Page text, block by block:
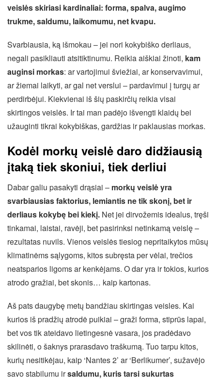
veislės skiriasi kardinaliai: forma, spalva, augimo
trukme, saldumu, laikomumu, net kvapu.
Svarbiausia, ką išmokau – jei nori kokybiško derliaus,
negali pasikliauti atsitiktinumu. Reikia aiškiai žinoti, kam
auginsi morkas: ar vartojimui šviežiai, ar konservavimui,
ar žiemai laikyti, ar gal net verslui – pardavimui į turgų ar
perdirbėjui. Kiekvienai iš šių paskirčių reikia visai
skirtingos veislės. Ir tai man padėjo išvengti klaidų bei
užauginti tikrai kokybiškas, gardžias ir paklausias morkas.
Kodėl morkų veislė daro didžiausią
įtaką tiek skoniui, tiek derliui
Dabar galiu pasakyti drąsiai – morkų veislė yra
svarbiausias faktorius, lemiantis ne tik skonį, bet ir
derliaus kokybę bei kiekį. Net jei dirvožemis idealus, tręši
tinkamai, laistai, ravėji, bet pasirinksi netinkamą veislę –
rezultatas nuvils. Vienos veislės tiesiog nepritaikytos mūsų
klimatinėms sąlygoms, kitos subręsta per vėlai, trečios
neatsparios ligoms ar kenkėjams. O dar yra ir tokios, kurios
atrodo gražiai, bet skonis… kaip kartonas.
Aš pats daugybę metų bandžiau skirtingas veisles. Kai
kurios iš pradžių atrodė puikiai – graži forma, stiprūs lapai,
bet vos tik ateidavo lietingesnė vasara, jos pradėdavo
skilinėti, o šaknys prarasdavo traškumą. Tuo tarpu kitos,
kurių nesitikėjau, kaip ‘Nantes 2’ ar ‘Berlikumer’, sužavėjo
savo stabilumu irsaldumu, kuris tarsi sukurtas